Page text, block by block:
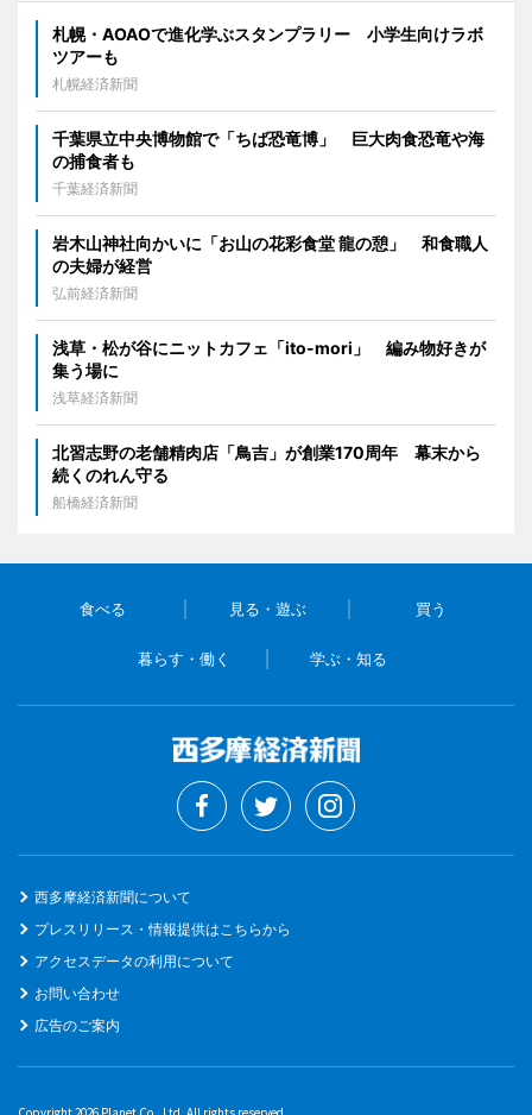
札幌・AOAOで進化学ぶスタンプラリー 小学生向けラボ
ツアーも
札幌経済新聞
千葉県立中央博物館で「ちば恐竜博」 巨大肉食恐竜や海
の捕食者も
千葉経済新聞
岩木山神社向かいに「お山の花彩食堂 龍の憩」 和食職人
の夫婦が経営
弘前経済新聞
浅草・松が谷にニットカフェ「ito-mori」 編み物好きが
集う場に
浅草経済新聞
北習志野の老舗精肉店「鳥吉」が創業170周年 幕末から
続くのれん守る
船橋経済新聞
食べる 見る・遊ぶ 買う
暮らす・働く 学ぶ・知る
西多摩経済新聞について
プレスリリース・情報提供はこちらから
アクセスデータの利用について
お問い合わせ
広告のご案内